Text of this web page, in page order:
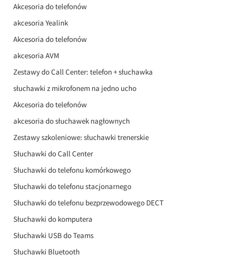
Akcesoria do telefonów
akcesoria Yealink
Akcesoria do telefonów
akcesoria AVM
Zestawy do Call Center: telefon + słuchawka
słuchawki z mikrofonem na jedno ucho
Akcesoria do telefonów
akcesoria do słuchawek nagłownych
Zestawy szkoleniowe: słuchawki trenerskie
Słuchawki do Call Center
Słuchawki do telefonu komórkowego
Słuchawki do telefonu stacjonarnego
Słuchawki do telefonu bezprzewodowego DECT
Słuchawki do komputera
Słuchawki USB do Teams
Słuchawki Bluetooth